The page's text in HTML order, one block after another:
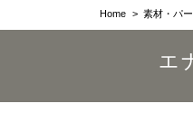
Home 素材・パ
エ